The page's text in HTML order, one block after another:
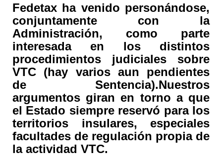
Fedetax ha venido personándose,
conjuntamente con la
Administración, como parte
interesada en los distintos
procedimientos judiciales sobre
VTC (hay varios aun pendientes
de Sentencia).Nuestros
argumentos giran en torno a que
el Estado siempre reservó para los
territorios insulares, especiales
facultades de regulación propia de
la actividad VTC.